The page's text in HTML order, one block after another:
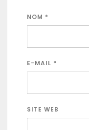
NOM *
E-MAIL *
SITE WEB